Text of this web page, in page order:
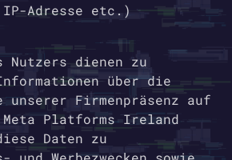
Adresse etc.)
Nutzers dienen zu
über die
unserer Firmenpräsenz auf
Platforms Ireland
Daten zu